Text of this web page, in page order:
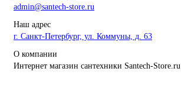
admin@santech-store.ru
Наш адрес
г. Санкт-Петербург, ул. Коммуны, д. 63
О компании
Интернет магазин сантехники Santech-Store.ru